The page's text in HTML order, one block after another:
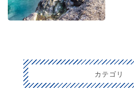
カテゴリ